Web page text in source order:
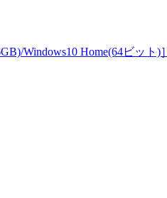
Windows10 Home(64ビット)］